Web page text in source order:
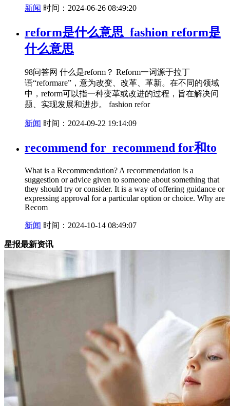
新闻 时间：2024-06-26 08:49:20
reform是什么意思_fashion reform是
什么意思
98问答网 什么是reform？ Reform一词源于拉丁
语“reformare”，意为改变、改革、革新。在不同的领域
中，reform可以指一种变革或改进的过程，旨在解决问
题、实现发展和进步。 fashion refor
新闻 时间：2024-09-22 19:14:09
recommend for_recommend for和to
What is a Recommendation? A recommendation is a
suggestion or advice given to someone about something that
they should try or consider. It is a way of offering guidance or
expressing approval for a particular option or choice. Why are
Recom
新闻 时间：2024-10-14 08:49:07
星报最新资讯